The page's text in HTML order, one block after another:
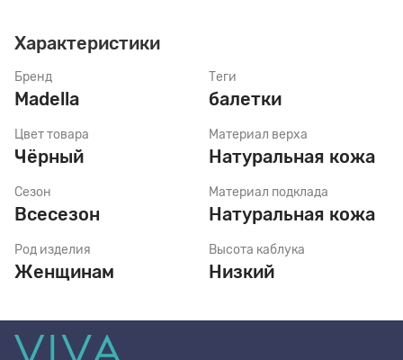
Характеристики
Бренд
Madella
Цвет товара
Чёрный
Сезон
Всесезон
Род изделия
Женщинам
Теги
балетки
Материал верха
Натуральная кожа
Материал подклада
Натуральная кожа
Высота каблука
Низкий
Стельки